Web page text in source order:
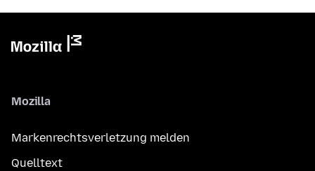
Mozilla
Markenrechtsverletzung melden
Quelltext